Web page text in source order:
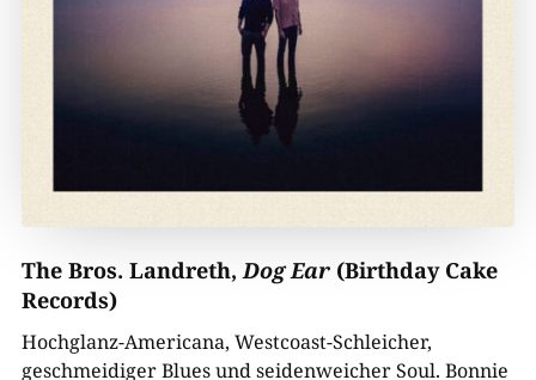
The Bros. Landreth, Dog Ear(Birthday Cake
Records)
Hochglanz-Americana, Westcoast-Schleicher,
geschmeidiger Blues und seidenweicher Soul. Bonnie